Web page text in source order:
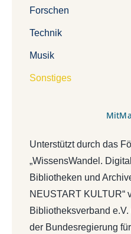
Forschen
Technik
Musik
Sonstiges
Unterstützt durch das
„WissensWandel.
Bibliotheken und
NEUSTART KULTUR“
Bibliotheksverband
der Bundesregierung